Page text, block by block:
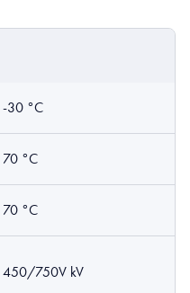
-30 °C
70 °C
70 °C
450/750V kV